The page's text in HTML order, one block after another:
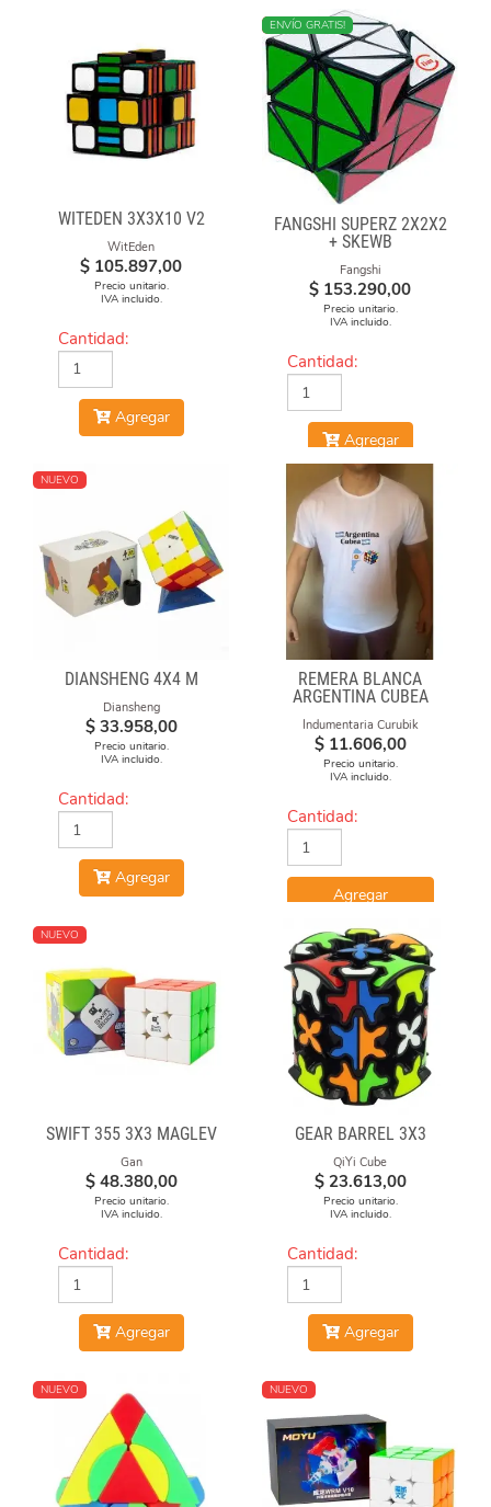
WITEDEN 3X3X10 V2
WitEden
$ 105.897,00
Precio unitario.
IVA incluido.
Cantidad:
Agregar
NUEVO
ENVÍO GRATIS!
FANGSHI SUPERZ 2X2X2
+ SKEWB
Fangshi
$ 153.290,00
Precio unitario.
IVA incluido.
Cantidad:
Agregar
NUEVO
DIANSHENG 4X4 M
Diansheng
$ 33.958,00
Precio unitario.
IVA incluido.
Cantidad:
Agregar
REMERA BLANCA
ARGENTINA CUBEA
Indumentaria Curubik
$ 11.606,00
Precio unitario.
IVA incluido.
Cantidad:
Agregar
NUEVO
SWIFT 355 3X3 MAGLEV
Gan
$ 48.380,00
Precio unitario.
IVA incluido.
Cantidad:
Agregar
GEAR BARREL 3X3
QiYi Cube
$ 23.613,00
Precio unitario.
IVA incluido.
Cantidad:
Agregar
NUEVO NUEVO